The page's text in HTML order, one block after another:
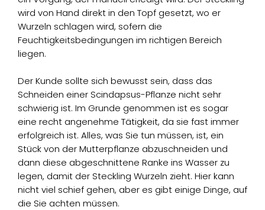
wird von Hand direkt in den Topf gesetzt, wo er
Wurzeln schlagen wird, sofern die
Feuchtigkeitsbedingungen im richtigen Bereich
liegen.
Der Kunde sollte sich bewusst sein, dass das
Schneiden einer Scindapsus-Pflanze nicht sehr
schwierig ist. Im Grunde genommen ist es sogar
eine recht angenehme Tätigkeit, da sie fast immer
erfolgreich ist. Alles, was Sie tun müssen, ist, ein
Stück von der Mutterpflanze abzuschneiden und
dann diese abgeschnittene Ranke ins Wasser zu
legen, damit der Steckling Wurzeln zieht. Hier kann
nicht viel schief gehen, aber es gibt einige Dinge, auf
die Sie achten müssen.